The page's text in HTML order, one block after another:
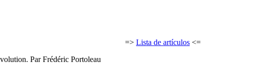
=> Lista de artículos <=
Par Frédéric Portoleau